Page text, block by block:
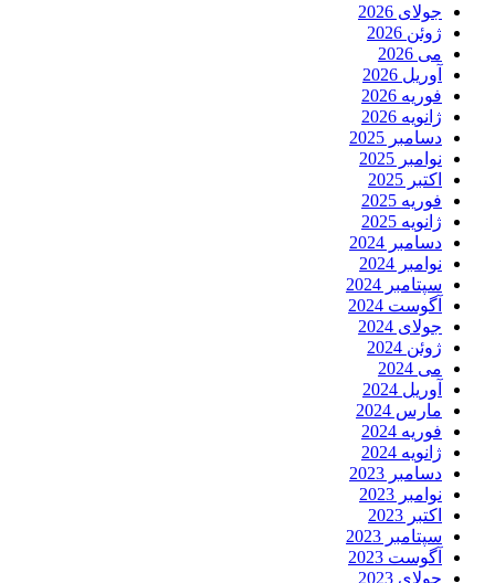
جولای 2026
ژوئن 2026
می 2026
آوریل 2026
فوریه 2026
ژانویه 2026
دسامبر 2025
نوامبر 2025
اکتبر 2025
فوریه 2025
ژانویه 2025
دسامبر 2024
نوامبر 2024
سپتامبر 2024
آگوست 2024
جولای 2024
ژوئن 2024
می 2024
آوریل 2024
مارس 2024
فوریه 2024
ژانویه 2024
دسامبر 2023
نوامبر 2023
اکتبر 2023
سپتامبر 2023
آگوست 2023
جولای 2023